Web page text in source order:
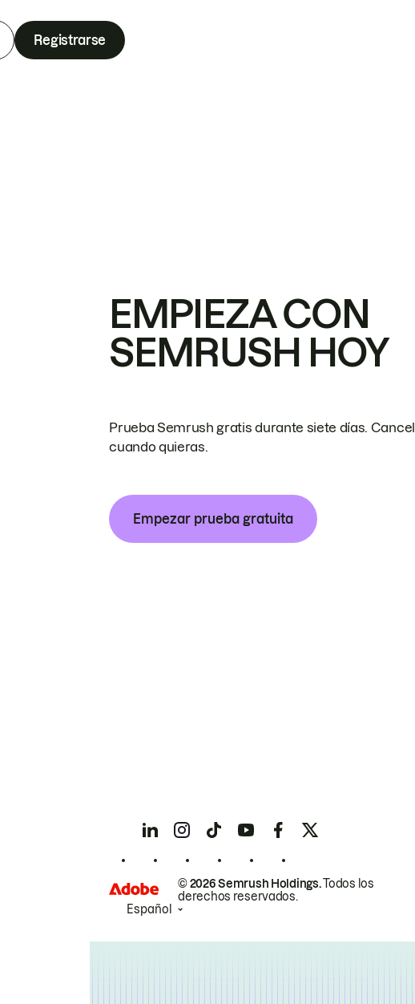
Registrarse
EMPIEZA CON
SEMRUSH HOY
Prueba Semrush gratis durante siete días.
cuando quieras.
Empezar prueba gratuita
© 2026 Semrush Holdings.Todos los
derechos reservados.
Español